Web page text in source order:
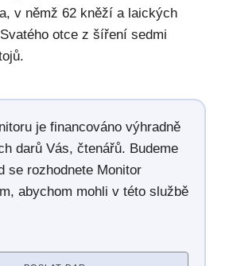
v němž 62 kněží a laických
otce z šíření sedmi
je financováno výhradně
darů Vás, čtenářů. Budeme
se rozhodnete Monitor
abychom mohli v této službě